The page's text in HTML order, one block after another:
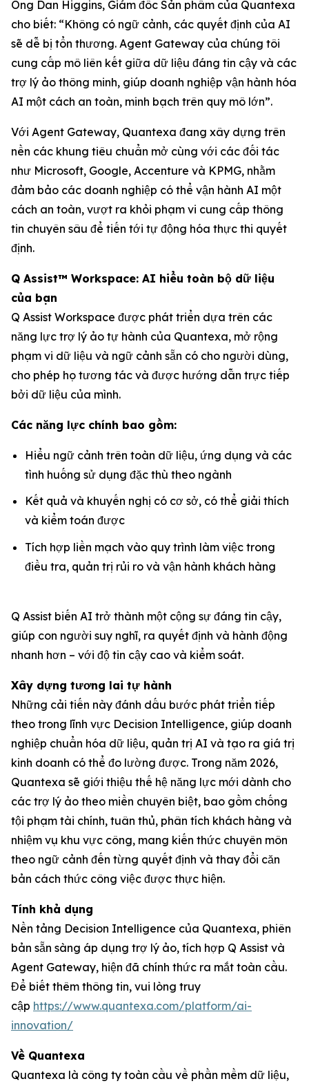
Ông Dan Higgins, Giám đốc Sản phẩm của Quantexa
cho biết: “Không có ngữ cảnh, các quyết định của AI
sẽ dễ bị tổn thương. Agent Gateway của chúng tôi
cung cấp mô liên kết giữa dữ liệu đáng tin cậy và các
trợ lý ảo thông minh, giúp doanh nghiệp vận hành hóa
AI một cách an toàn, minh bạch trên quy mô lớn”.
Với Agent Gateway, Quantexa đang xây dựng trên
nền các khung tiêu chuẩn mở cùng với các đối tác
như Microsoft, Google, Accenture và KPMG, nhằm
đảm bảo các doanh nghiệp có thể vận hành AI một
cách an toàn, vượt ra khỏi phạm vi cung cấp thông
tin chuyên sâu để tiến tới tự động hóa thực thi quyết
định.
Q Assist™ Workspace: AI hiểu toàn bộ dữ liệu
của bạn
Q Assist Workspace được phát triển dựa trên các
năng lực trợ lý ảo tự hành của Quantexa, mở rộng
phạm vi dữ liệu và ngữ cảnh sẵn có cho người dùng,
cho phép họ tương tác và được hướng dẫn trực tiếp
bởi dữ liệu của mình.
Các năng lực chính bao gồm:
Hiểu ngữ cảnh trên toàn dữ liệu, ứng dụng và các
tình huống sử dụng đặc thù theo ngành
Kết quả và khuyến nghị có cơ sở, có thể giải thích
và kiểm toán được
Tích hợp liền mạch vào quy trình làm việc trong
điều tra, quản trị rủi ro và vận hành khách hàng
Q Assist biến AI trở thành một cộng sự đáng tin cậy,
giúp con người suy nghĩ, ra quyết định và hành động
nhanh hơn – với độ tin cậy cao và kiểm soát.
Xây dựng tương lai tự hành
Những cải tiến này đánh dấu bước phát triển tiếp
theo trong lĩnh vực Decision Intelligence, giúp doanh
nghiệp chuẩn hóa dữ liệu, quản trị AI và tạo ra giá trị
kinh doanh có thể đo lường được. Trong năm 2026,
Quantexa sẽ giới thiệu thế hệ năng lực mới dành cho
các trợ lý ảo theo miền chuyên biệt, bao gồm chống
tội phạm tài chính, tuân thủ, phân tích khách hàng và
nhiệm vụ khu vực công, mang kiến thức chuyên môn
theo ngữ cảnh đến từng quyết định và thay đổi căn
bản cách thức công việc được thực hiện.
Tính khả dụng
Nền tảng Decision Intelligence của Quantexa, phiên
bản sẵn sàng áp dụng trợ lý ảo, tích hợp Q Assist và
Agent Gateway, hiện đã chính thức ra mắt toàn cầu.
Để biết thêm thông tin, vui lòng truy
cập https://www.quantexa.com/platform/ai-
innovation/
Về Quantexa
Quantexa là công ty toàn cầu về phần mềm dữ liệu,